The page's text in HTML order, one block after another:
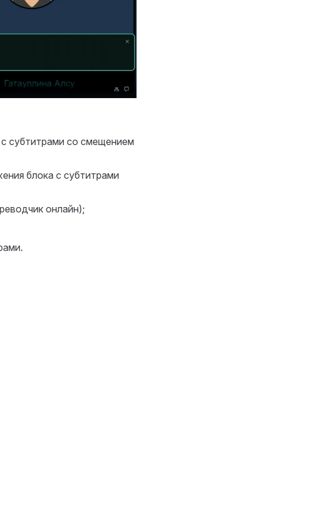
субтитрами со смещением
блока с субтитрами
онлайн);